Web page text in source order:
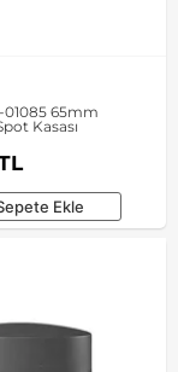
01085 65mm
Kasası
Ekle